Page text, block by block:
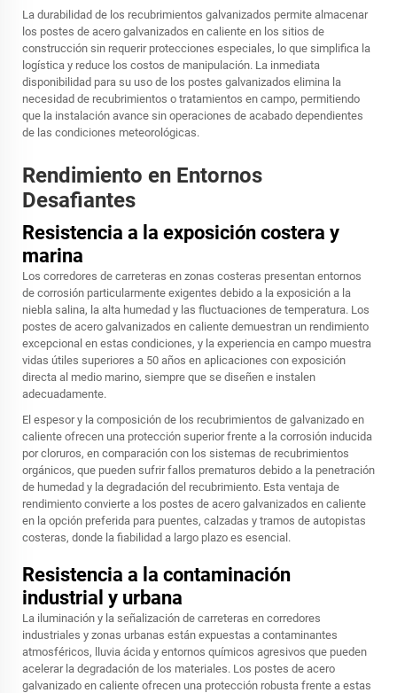
La durabilidad de los recubrimientos galvanizados permite almacenar
los postes de acero galvanizados en caliente en los sitios de
construcción sin requerir protecciones especiales, lo que simplifica la
logística y reduce los costos de manipulación. La inmediata
disponibilidad para su uso de los postes galvanizados elimina la
necesidad de recubrimientos o tratamientos en campo, permitiendo
que la instalación avance sin operaciones de acabado dependientes
de las condiciones meteorológicas.
Rendimiento en Entornos
Desafiantes
Resistencia a la exposición costera y
marina
Los corredores de carreteras en zonas costeras presentan entornos
de corrosión particularmente exigentes debido a la exposición a la
niebla salina, la alta humedad y las fluctuaciones de temperatura. Los
postes de acero galvanizados en caliente demuestran un rendimiento
excepcional en estas condiciones, y la experiencia en campo muestra
vidas útiles superiores a 50 años en aplicaciones con exposición
directa al medio marino, siempre que se diseñen e instalen
adecuadamente.
El espesor y la composición de los recubrimientos de galvanizado en
caliente ofrecen una protección superior frente a la corrosión inducida
por cloruros, en comparación con los sistemas de recubrimientos
orgánicos, que pueden sufrir fallos prematuros debido a la penetración
de humedad y la degradación del recubrimiento. Esta ventaja de
rendimiento convierte a los postes de acero galvanizados en caliente
en la opción preferida para puentes, calzadas y tramos de autopistas
costeras, donde la fiabilidad a largo plazo es esencial.
Resistencia a la contaminación
industrial y urbana
La iluminación y la señalización de carreteras en corredores
industriales y zonas urbanas están expuestas a contaminantes
atmosféricos, lluvia ácida y entornos químicos agresivos que pueden
acelerar la degradación de los materiales. Los postes de acero
galvanizado en caliente ofrecen una protección robusta frente a estas